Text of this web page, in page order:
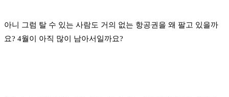
아니 그럼 탈 수 있는 사람도 거의 없는 항공권을 왜 팔고 있을까
요? 4월이 아직 많이 남아서일까요?